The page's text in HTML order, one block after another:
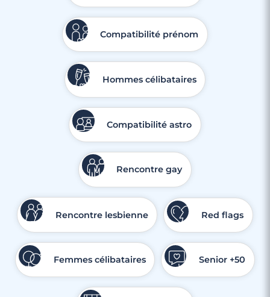
Compatibilité prénom
Hommes célibataires
Compatibilité astro
Rencontre gay
Rencontre lesbienne Red flags
Femmes célibataires Senior +50